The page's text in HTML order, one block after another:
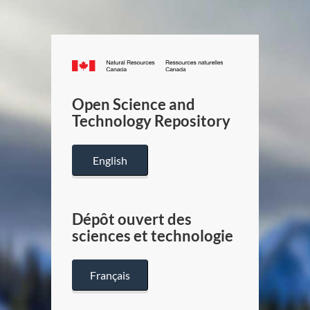
Canada.ca
/
Canada
Open Science and
Technology Repository
English
Dépôt ouvert des
sciences et technologie
Français